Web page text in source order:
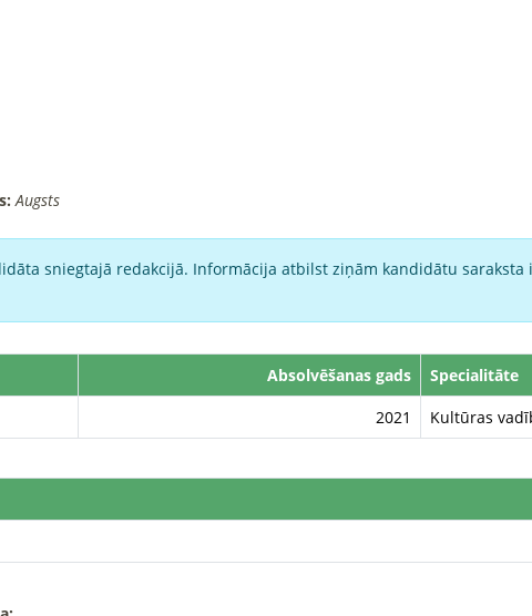
Augsts
sniegtajā redakcijā. Informācija atbilst ziņām kandidātu saraksta
Absolvēšanas gads
Specialitāte
2021 Kultūras